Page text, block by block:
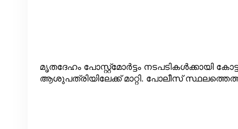
മൃതദേഹം പോസ്റ്റ്‌മോർട്ടം നടപടികൾക്കായി
ആശുപത്രിയിലേക്ക് മാറ്റി. പോലീസ്